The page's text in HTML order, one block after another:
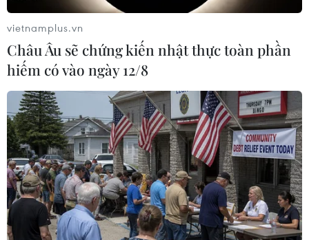
#Barcelona #Ferencvaros
#Champions League
#Real Madrid
#Juventus
#Siêu kinh điển
vietnamplus.vn
Châu Âu sẽ chứng kiến nhật thực toàn phần
hiếm có vào ngày 12/8